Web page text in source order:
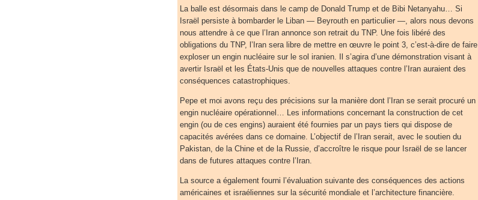
La balle est désormais dans le camp de Donald Trump et de Bibi Netanyahu… Si
Israël persiste à bombarder le Liban — Beyrouth en particulier —, alors nous devons
nous attendre à ce que l’Iran annonce son retrait du TNP. Une fois libéré des
obligations du TNP, l’Iran sera libre de mettre en œuvre le point 3, c’est-à-dire de faire
exploser un engin nucléaire sur le sol iranien. Il s’agira d’une démonstration visant à
avertir Israël et les États-Unis que de nouvelles attaques contre l’Iran auraient des
conséquences catastrophiques.
Pepe et moi avons reçu des précisions sur la manière dont l’Iran se serait procuré un
engin nucléaire opérationnel… Les informations concernant la construction de cet
engin (ou de ces engins) auraient été fournies par un pays tiers qui dispose de
capacités avérées dans ce domaine. L’objectif de l’Iran serait, avec le soutien du
Pakistan, de la Chine et de la Russie, d’accroître le risque pour Israël de se lancer
dans de futures attaques contre l’Iran.
La source a également fourni l’évaluation suivante des conséquences des actions
américaines et israéliennes sur la sécurité mondiale et l’architecture financière.